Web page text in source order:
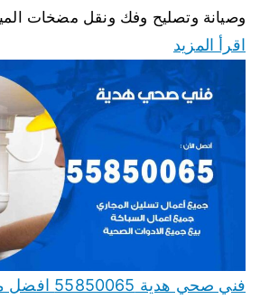
وصيانة وتصليح وفك ونقل مضخات
اقرأ المزيد
فني صحي